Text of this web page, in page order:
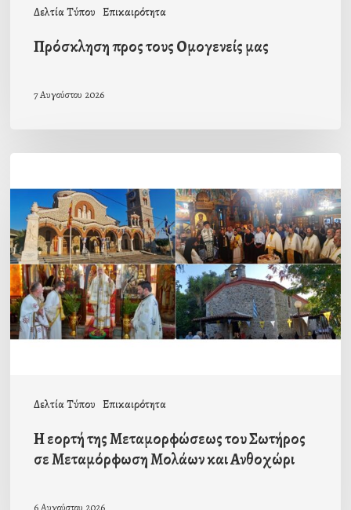
Δελτία Τύπου Επικαιρότητα
Πρόσκληση προς τους Ομογενείς μας
7 Αυγούστου 2026
Δελτία Τύπου Επικαιρότητα
εορτή
της
Μεταμορφώσεως
του
Σωτήρος
σε
Μεταμόρφωση
Η εορτή της Μεταμορφώσεως του Σωτήρος
σε Μεταμόρφωση Μολάων και Ανθοχώρι
6 Αυγούστου 2026